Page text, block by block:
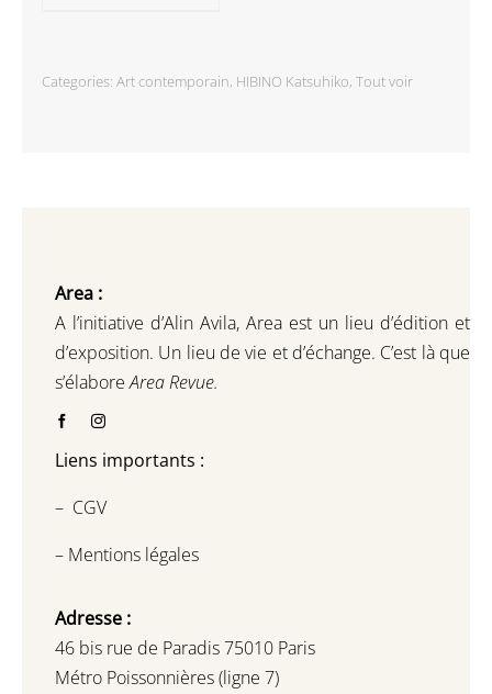
Categories: Art contemporain, HIBINO Katsuhiko, Tout voir
Area :
A l’initiative d’Alin Avila, Area est un lieu d’édition et
d’exposition. Un lieu de vie et d’échange. C’est là que
s’élaboreArea Revue.
Liens importants :
– CGV
– Mentions légales
Adresse :
46 bis rue de Paradis 75010 Paris
Métro Poissonnières (ligne 7)